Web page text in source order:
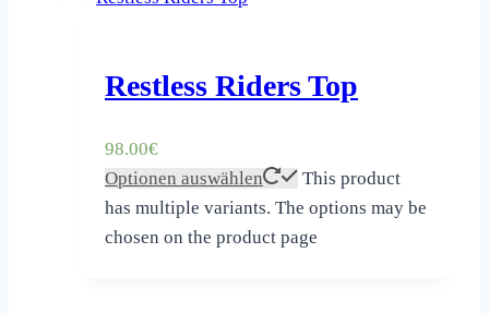
Restless Riders Top
98.00€
Optionen auswählen
This product
has multiple variants. The options may be
chosen on the product page